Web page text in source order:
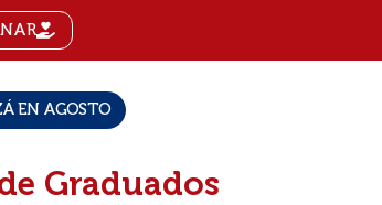
EN AGOSTO
Graduados